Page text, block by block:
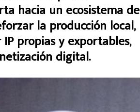
hacia un ecosistema de
la producción local,
propias y exportables,
digital.